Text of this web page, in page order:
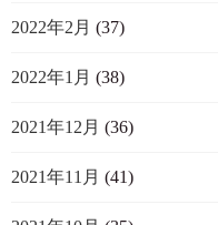
2022年2月 (37)
2022年1月 (38)
2021年12月 (36)
2021年11月 (41)